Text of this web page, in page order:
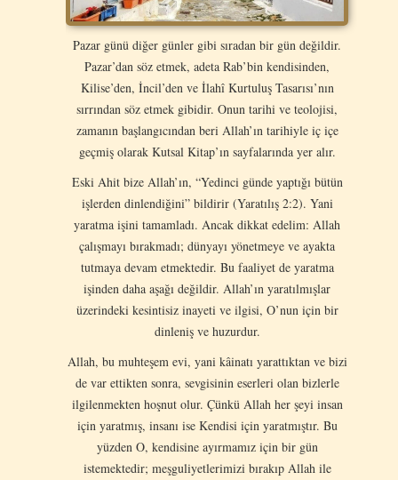
Pazar günü diğer günler gibi sıradan bir gün değildir.
Pazar’dan söz etmek, adeta Rab’bin kendisinden,
Kilise’den, İncil’den ve İlahî Kurtuluş Tasarısı’nın
sırrından söz etmek gibidir. Onun tarihi ve teolojisi,
zamanın başlangıcından beri Allah’ın tarihiyle iç içe
geçmiş olarak Kutsal Kitap’ın sayfalarında yer alır.
Eski Ahit bize Allah’ın, “Yedinci günde yaptığı bütün
işlerden dinlendiğini” bildirir (Yaratılış 2:2). Yani
yaratma işini tamamladı. Ancak dikkat edelim: Allah
çalışmayı bırakmadı; dünyayı yönetmeye ve ayakta
tutmaya devam etmektedir. Bu faaliyet de yaratma
işinden daha aşağı değildir. Allah’ın yaratılmışlar
üzerindeki kesintisiz inayeti ve ilgisi, O’nun için bir
dinleniş ve huzurdur.
Allah, bu muhteşem evi, yani kâinatı yarattıktan ve bizi
de var ettikten sonra, sevgisinin eserleri olan bizlerle
ilgilenmekten hoşnut olur. Çünkü Allah her şeyi insan
için yaratmış, insanı ise Kendisi için yaratmıştır. Bu
yüzden O, kendisine ayırmamız için bir gün
istemektedir; meşguliyetlerimizi bırakıp Allah ile